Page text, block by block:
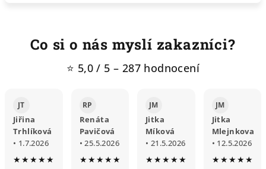
Co si o nás myslí zakazníci?
⭐ 5,0 / 5 – 287 hodnocení
JT
Jiřina
Trhlíková
• 1.7.2026
★★★★★
RP
Renáta
Pavičová
• 25.5.2026
★★★★★
JM
Jitka
Míková
• 21.5.2026
★★★★★
JM
Jitka
Mlejnkova
• 12.5.2026
★★★★★